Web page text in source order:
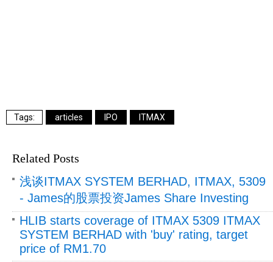
articles IPO ITMAX
Related Posts
浅谈ITMAX SYSTEM BERHAD, ITMAX, 5309
- James的股票投资James Share Investing
HLIB starts coverage of ITMAX 5309 ITMAX
SYSTEM BERHAD with 'buy' rating, target
price of RM1.70